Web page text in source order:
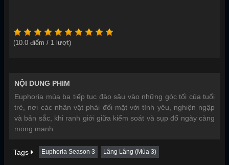
(10.0 điểm / 1 lượt)
NỘI DUNG PHIM
Euphoria mùa ba tiếp tục đào sâu vào những góc tối của tuổi
trẻ, nơi các nhân vật phải đối mặt với tình yêu, nghiện ngập
và bản sắc, khi ranh giới giữa kiểm soát và sụp đổ ngày càng
mong manh.
Tags Euphoria Season 3 Lâng Lâng (Mùa 3)